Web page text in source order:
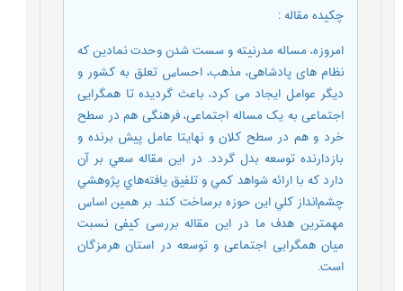
چکیده مقاله:
امروزه، مساله مدرنیته و سست شدن وحدت نمادین که
نظام های پادشاهی، مذهب، احساس تعلق به کشور و
دیگر عوامل ایجاد می کرد، باعث گردیده تا همگرایی
اجتماعی به یک مساله اجتماعی، فرهنگی هم در سطح
خرد و هم در سطح کلان و نهایتا عامل پیش برنده و
بازدارنده توسعه بدل گردد. در اين مقاله سعي بر آن
دارد که با ارائه شواهد كمي و تلفيق يافته‌هاي پژوهشي
چشم‌انداز کلي این حوزه برساخت کند. بر همین اساس
مهمترین هدف ما در این مقاله بررسی کیفی نسبت
میان همگرایی اجتماعی و توسعه در استان هرمزگان
است.